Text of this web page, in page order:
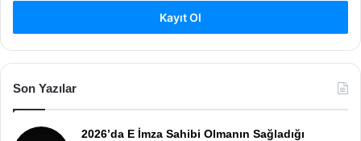
Kayıt Ol
Son Yazılar
2026’da E İmza Sahibi Olmanın Sağladığı